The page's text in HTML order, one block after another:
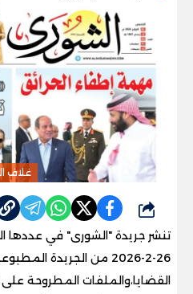
غلاف
شارك
تنشر جريدة "الشورى" في عددها
26-2-2026 من الجريدة
القضايا،والملفات المطروحة